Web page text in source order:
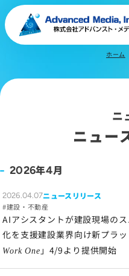
オウンドメディア
ニュース
よくあるご質問
お問い合わせ
サイトマップ
サイトのご利用について
ホーム
ニ
ニュー
2026年4月
2026.04.07ニュースリリース
建設・不動産
AIアシスタントが建設現場の
化を支援建設業界向け新プラ
Work One 」4/9より提供開始